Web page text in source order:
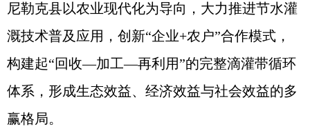
尼勒克县以农业现代化为导向，大力推进节水灌
溉技术普及应用，创新“企业+农户”合作模式，
构建起“回收—加工—再利用”的完整滴灌带循环
体系，形成生态效益、经济效益与社会效益的多
赢格局。